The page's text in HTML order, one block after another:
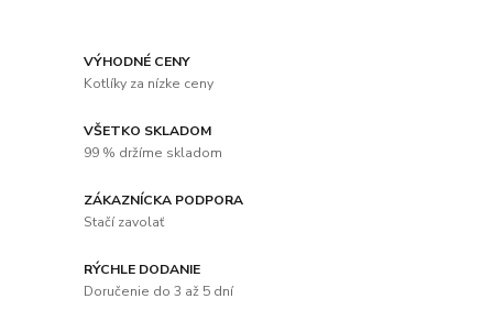
VÝHODNÉ CENY
Kotlíky za nízke ceny
VŠETKO SKLADOM
99 % držíme skladom
ZÁKAZNÍCKA PODPORA
Stačí zavolať
RÝCHLE DODANIE
Doručenie do 3 až 5 dní